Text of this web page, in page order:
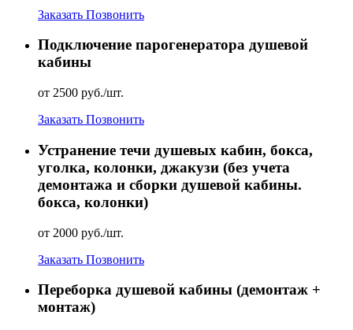
Заказать Позвонить
Подключение парогенератора душевой
кабины
от 2500 руб./шт.
Заказать Позвонить
Устранение течи душевых кабин, бокса,
уголка, колонки, джакузи (без учета
демонтажа и сборки душевой кабины.
бокса, колонки)
от 2000 руб./шт.
Заказать Позвонить
Переборка душевой кабины (демонтаж +
монтаж)